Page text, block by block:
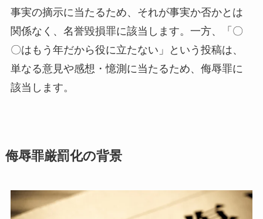
事実の摘示に当たるため、それが事実か否かとは
関係なく、名誉毀損罪に該当します。一方、「〇
〇はもう年だから役に立たない」という投稿は、
単なる意見や感想・憶測に当たるため、侮辱罪に
該当します。
侮辱罪厳罰化の背景